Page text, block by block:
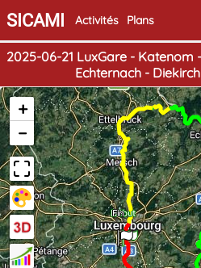
SICAMI Activités Plans
2025-06-21 LuxGare - Katenom
Echternach -
Début
Fin
+
−